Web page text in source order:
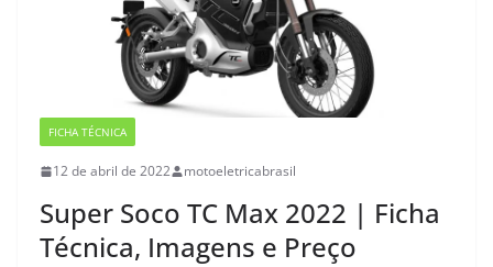
FICHA TÉCNICA
12 de abril de 2022 motoeletricabrasil
Super Soco TC Max 2022 | Ficha
Técnica, Imagens e Preço